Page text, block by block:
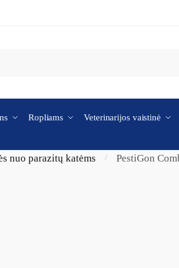
Ropliams Veterinarijos vaistinė
nuo parazitų katėms /
PestiGon